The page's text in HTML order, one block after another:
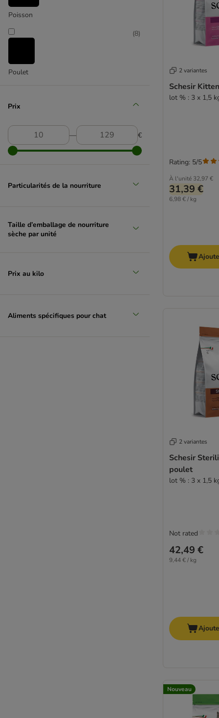
Nature's Variety
Nutriplus
Optimanova
Pan Mięsko
Purizon
Schesir
Taste of the Wild
Thrive
Wiejska Zagroda
Yarrah Bio
4Vets
Royal Canin Veterinary
MjAMjAM
Poisson
Poulet
(8)
Prix
― €
Particularités de la nourriture
Taille d’emballage de nourriture
sèche par unité
Prix au kilo
Aliments spécifiques pour chat
2 variantes
Schesir Kitten
lot % : 3 x 1,5
À l'unité 32,97 €
31,39 €
6,98 € / kg
Rating: 5/5
2 variantes
Schesir
poulet
lot % : 3 x 1,5
42,49 €
9,44 € / kg
Not rated
Nouveau